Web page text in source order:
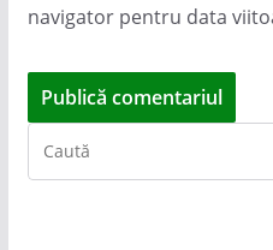
navigator pentru data